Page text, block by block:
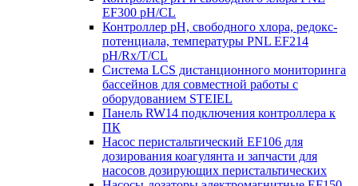
EF300 pH/CL
Контроллер рН, свободного хлора, редокс-
потенциала, температуры PNL EF214
pH/Rx/T/CL
Система LCS дистанционного мониторинга
бассейнов для совместной работы с
оборудованием STEIEL
Панель RW14 подключения контроллера к
ПК
Насос перистальтический EF106 для
дозирования коагулянта и запчасти для
насосов дозирующих перистальтических